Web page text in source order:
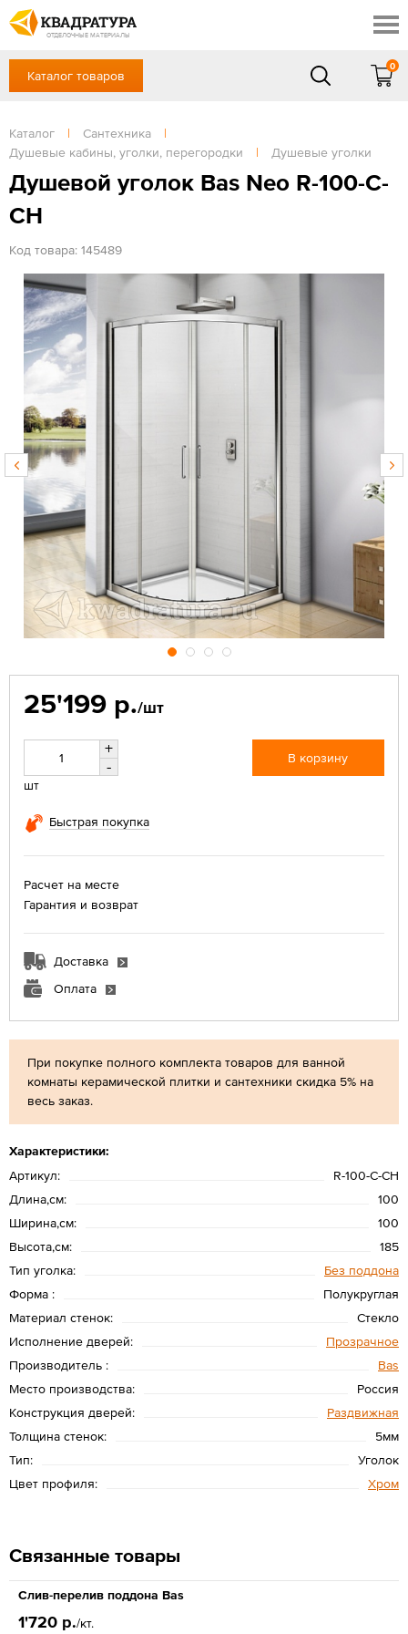
ОТДЕЛОЧНЫЕ МАТЕРИАЛЫ
Профи
Контакты
Доставка и оплата
Выставочный зал
Готовые решения
+7 (861) 217-94-70
Сб, Вс — выходной
ЗАКАЗАТЬ ЗВОНОК
Вход
Каталог товаров
0
Каталог | Сантехника
|
Душевые кабины, уголки, перегородки
| Душевые уголки
Душевой уголок Bas Neo R-100-С-
CH
Код товара: 145489
При покупке полного комплекта товаров для ванной
комнаты керамической плитки и сантехники скидка 5% на
весь заказ.
Характеристики:
Артикул:
R-100-С-CH
Длина,см:
100
Ширина,см:
100
Высота,см:
185
Тип уголка:
Без поддона
Форма :
Полукруглая
Материал стенок:
Стекло
Исполнение дверей:
Прозрачное
Производитель :
Bas
Место производства:
Россия
Конструкция дверей:
Раздвижная
Толщина стенок:
5мм
Тип:
Уголок
Цвет профиля:
Хром
25'199 р./шт
+
-
шт
В корзину
Быстрая покупка
Расчет на месте
Гарантия и возврат
Доставка
Оплата
Связанные товары
Слив-перелив поддона Bas
1'720 р./кт.